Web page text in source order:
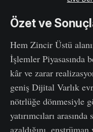
Özet ve
Hem Zincir Üstü
İşlemler Piyasasında
kâr ve zarar
geniş Dijital Varlık
nötrlüğe dönmesiyle
yatırımcıları